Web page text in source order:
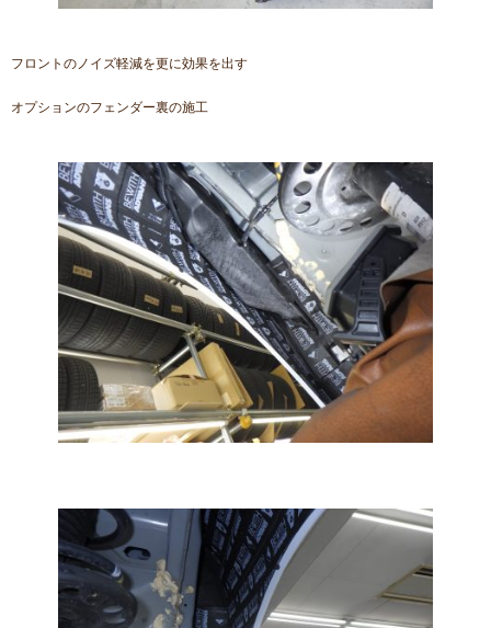
フロントのノイズ軽減を更に効果を出す
オプションのフェンダー裏の施工